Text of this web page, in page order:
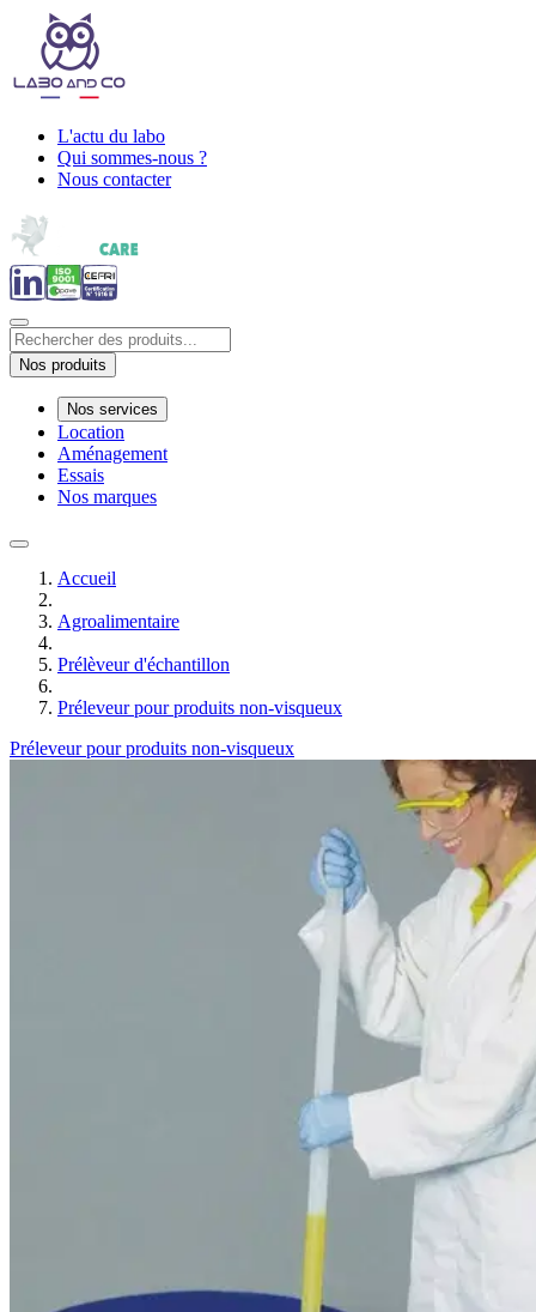
L'actu du labo
Qui sommes-nous ?
Nous contacter
Nos produits
Nos services
Location
Aménagement
Essais
Nos marques
Accueil
Agroalimentaire
Prélèveur d'échantillon
Préleveur pour produits non-visqueux
Préleveur pour produits non-visqueux